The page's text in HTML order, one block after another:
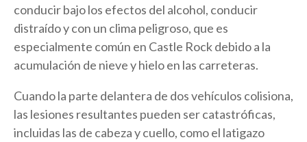
conducir bajo los efectos del alcohol, conducir
distraído y con un clima peligroso, que es
especialmente común en Castle Rock debido a la
acumulación de nieve y hielo en las carreteras.
Cuando la parte delantera de dos vehículos colisiona,
las lesiones resultantes pueden ser catastróficas,
incluidas las de cabeza y cuello, como el latigazo